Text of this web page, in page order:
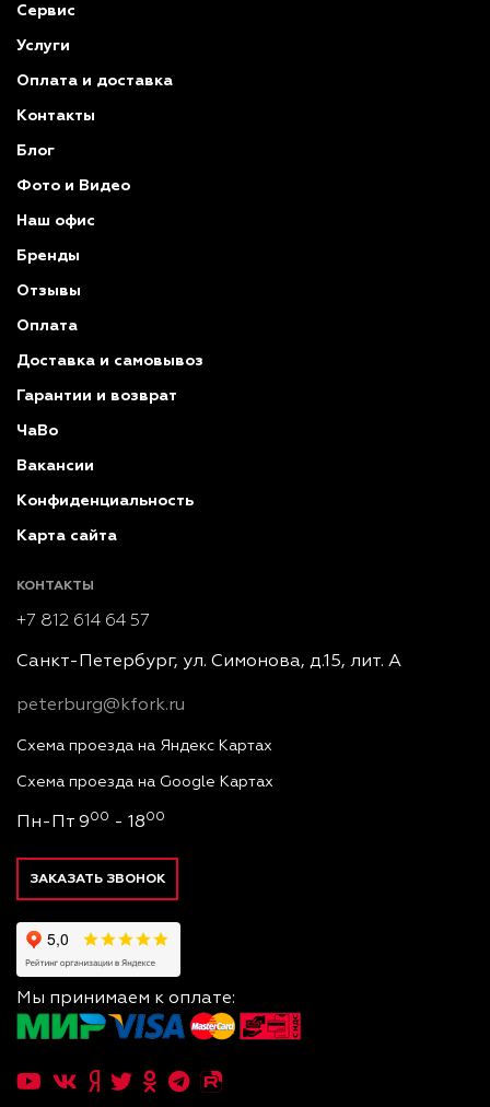
Сервис
Услуги
Оплата и доставка
Контакты
Блог
Фото и Видео
Наш офис
Бренды
Отзывы
Оплата
Доставка и самовывоз
Гарантии и возврат
ЧаВо
Вакансии
Конфиденциальность
Карта сайта
КОНТАКТЫ
+7 812 614 64 57
Санкт-Петербург, ул. Симонова, д.15, лит. А
peterburg@kfork.ru
Схема проезда на Яндекс Картах
Схема проезда на Google Картах
Пн-Пт 900 - 1800
ЗАКАЗАТЬ ЗВОНОК
Мы принимаем к оплате: